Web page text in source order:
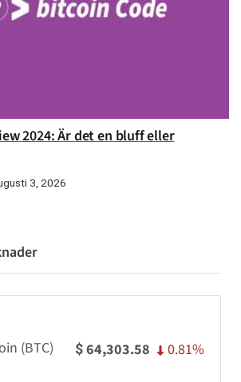
2024: Är det en bluff eller
3, 2026
(BTC) $64,303.58 0.81%